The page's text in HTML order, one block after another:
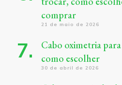
comprar
21 de maio de 2026
Cabo oximetria
como escolher
30 de abril de 2026